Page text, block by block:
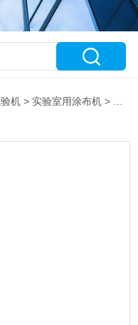
机 > 实验室用涂布机 > 小型涂布试验机